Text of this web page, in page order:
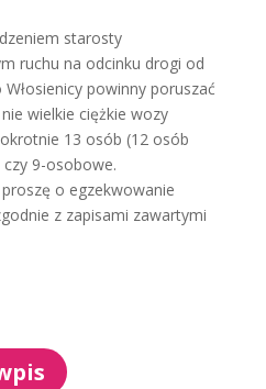
starosty
ruchu na odcinku drogi od
powinny poruszać
wielkie ciężkie wozy
13 osób (12 osób
9-osobowe.
o egzekwowanie
z zapisami zawartymi